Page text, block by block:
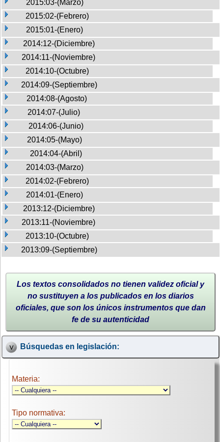
2015:03-(Marzo)
2015:02-(Febrero)
2015:01-(Enero)
2014:12-(Diciembre)
2014:11-(Noviembre)
2014:10-(Octubre)
2014:09-(Septiembre)
2014:08-(Agosto)
2014:07-(Julio)
2014:06-(Junio)
2014:05-(Mayo)
2014:04-(Abril)
2014:03-(Marzo)
2014:02-(Febrero)
2014:01-(Enero)
2013:12-(Diciembre)
2013:11-(Noviembre)
2013:10-(Octubre)
2013:09-(Septiembre)
Los textos consolidados no tienen validez oficial y
no sustituyen a los publicados en los diarios
oficiales, que son los únicos instrumentos que dan
fe de su autenticidad
Búsquedas en legislación:
Materia:
Tipo normativa: